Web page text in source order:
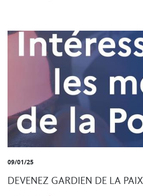
09/01/25
DEVENEZ GARDIEN DE LA PAIX